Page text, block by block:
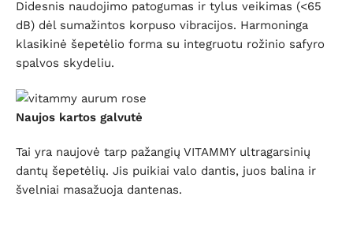
Didesnis naudojimo patogumas ir tylus veikimas (<65
dB) dėl sumažintos korpuso vibracijos. Harmoninga
klasikinė šepetėlio forma su integruotu rožinio safyro
spalvos skydeliu.
Naujos kartos galvutė
Tai yra naujovė tarp pažangių VITAMMY ultragarsinių
dantų šepetėlių. Jis puikiai valo dantis, juos balina ir
švelniai masažuoja dantenas.